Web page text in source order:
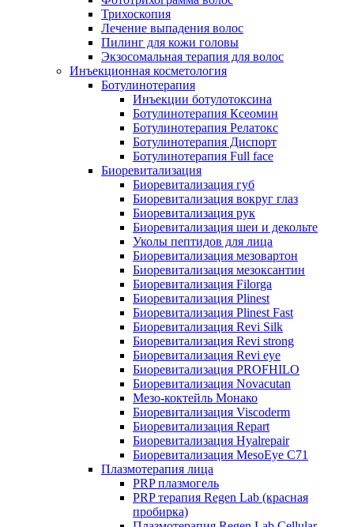
Трихоскопия
Лечение выпадения волос
Пилинг для кожи головы
Экзосомальная терапия для волос
Инъекционная косметология
Ботулинотерапия
Инъекции ботулотоксина
Ботулинотерапия Ксеомин
Ботулинотерапия Релатокс
Ботулинотерапия Диспорт
Ботулинотерапия Full face
Биоревитализация
Биоревитализация губ
Биоревитализация вокруг глаз
Биоревитализация рук
Биоревитализация шеи и декольте
Уколы пептидов для лица
Биоревитализация мезовартон
Биоревитализация мезоксантин
Биоревитализация Filorga
Биоревитализация Plinest
Биоревитализация Plinest Fast
Биоревитализация Revi Silk
Биоревитализация Revi strong
Биоревитализация Revi eye
Биоревитализация PROFHILO
Биоревитализация Novacutan
Мезо-коктейль Монако
Биоревитализация Viscoderm
Биоревитализация Repart
Биоревитализация Hyalrepair
Биоревитализация MesoEye C71
Плазмотерапия лица
PRP плазмогель
PRP терапия Regen Lab (красная
пробирка)